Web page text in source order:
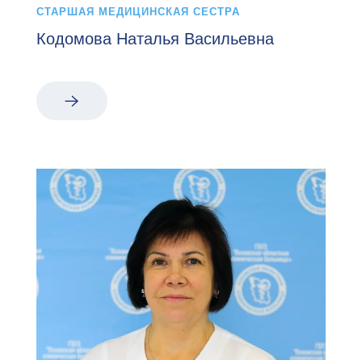
СТАРШАЯ МЕДИЦИНСКАЯ СЕСТРА
Кодомова Наталья Васильевна